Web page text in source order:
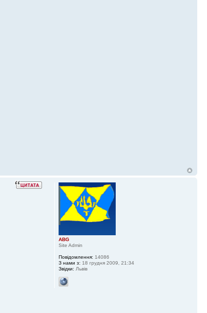
ABG
Site Admin
Повідомлення: 14086
З нами з: 18 грудня 2009, 21:34
Звідки: Львів